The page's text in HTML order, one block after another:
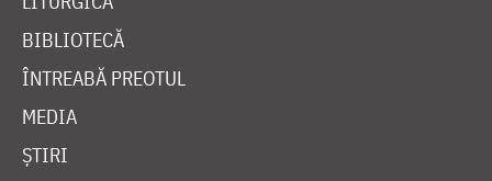
BIBLIOTECĂ
ÎNTREABĂ PREOTUL
MEDIA
ȘTIRI